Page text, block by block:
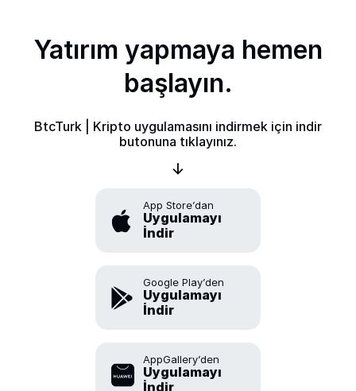
Yatırım yapmaya hemen
başlayın.
BtcTurk | Kripto uygulamasını indirmek için indir
butonuna tıklayınız.
App Store’dan
Uygulamayı
İndir
Google Play’den
Uygulamayı
İndir
AppGallery’den
Uygulamayı
İndir